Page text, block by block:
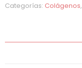
Categorías: Colágenos,